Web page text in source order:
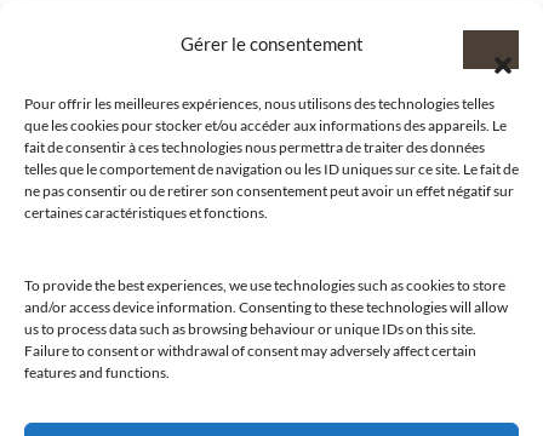
Gérer le consentement
Pour offrir les meilleures expériences, nous utilisons des technologies telles
que les cookies pour stocker et/ou accéder aux informations des appareils. Le
fait de consentir à ces technologies nous permettra de traiter des données
telles que le comportement de navigation ou les ID uniques sur ce site. Le fait de
ne pas consentir ou de retirer son consentement peut avoir un effet négatif sur
certaines caractéristiques et fonctions.
To provide the best experiences, we use technologies such as cookies to store
and/or access device information. Consenting to these technologies will allow
us to process data such as browsing behaviour or unique IDs on this site.
Failure to consent or withdrawal of consent may adversely affect certain
features and functions.@clubamilcar